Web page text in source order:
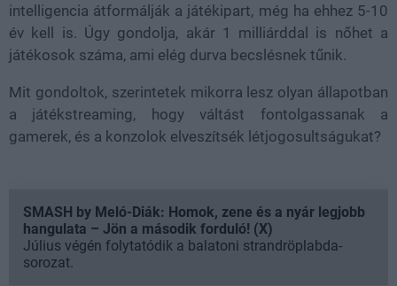
intelligencia átformálják a játékipart, még ha ehhez 5-10
év kell is. Úgy gondolja, akár 1 milliárddal is nőhet a
játékosok száma, ami elég durva becslésnek tűnik.
Mit gondoltok, szerintetek mikorra lesz olyan állapotban
a játékstreaming, hogy váltást fontolgassanak a
gamerek, és a konzolok elveszítsék létjogosultságukat?
SMASH by Meló-Diák: Homok, zene és a nyár legjobb
hangulata – Jön a második forduló! (X)
Július végén folytatódik a balatoni strandröplabda-
sorozat.